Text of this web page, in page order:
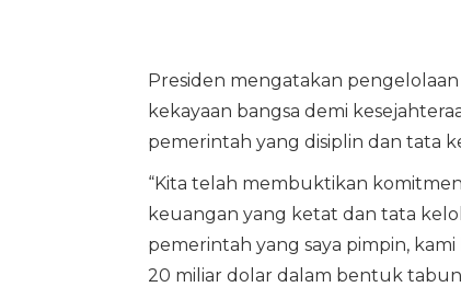
Presiden mengatakan
kekayaan bangsa demi
pemerintah yang disiplin dan tata
“Kita telah membuktikan
keuangan yang ketat dan tata
pemerintah yang saya pimpin,
20 miliar dolar dalam bentuk